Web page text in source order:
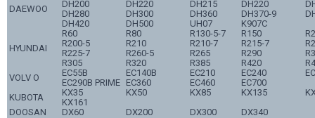
DAEWOO
DH200
DH220 DH215 DH220
DH280
DH300 DH360 DH370-9
DH420
DH500 UH07 K907C
HYUNDAI
R60 R80 R130-5-7 R150
R200-5
R210 R210-7 R215-7
R225-7
R260-5 R265 R290
R305
R320 R385 R420
VOLV O
EC55B EC140B EC210 EC240
EC290B PRIME EC360 EC460
EC700
KUBOTA
KX35 KX50 KX85 KX135
KX161
DOOSAN
DX60 DX200 DX300 DX340